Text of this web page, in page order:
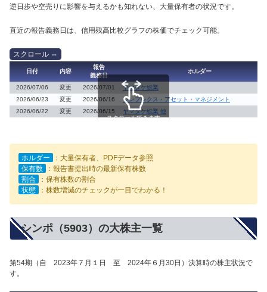
逆日歩や空売りに影響を与えるかも知れない、大量保有者の状況です。
直近の報告義務日は、信用残高比較グラフの株価でチェック可能。
日付 内容
報告
義務日
ホルダー
2026/07/06 変更 2026/07/01
ヤマタケ総業
2026/06/23
変更 2026/06/16
シンプレクス・アセット・マネジメント
2026/06/22
変更 2026/06/15
ヤマタケ総業 他
スクロールできます
ホルダー
：大量保有者、PDFデータ参照
保有数
：報告書提出時の最新保有株数
割合
：保有株数の割合
状態
：株数増減のチェックが一目でわかる！
シンポ（5903）の大株主一覧
第54期（自 2023年７月１日 至 2024年６月30日）決算時の株主状況で
す。